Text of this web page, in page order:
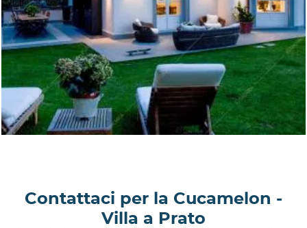
Contattaci per la Cucamelon -
Villa a Prato